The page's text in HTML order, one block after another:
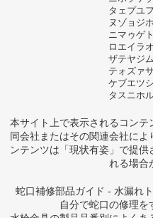
タェプユ
ヌゾョジ
ニマゥゲ
ロエイラ
ザテヤジ
テォズァ
ケブエツ
タスニホ
本サイト上で表示されるコン
同会社またはその関連会社に
ンテンツは「現状有姿」で提
れる場合
蛇口補修部品ガイド - 水漏れ
自分で蛇口の修理を